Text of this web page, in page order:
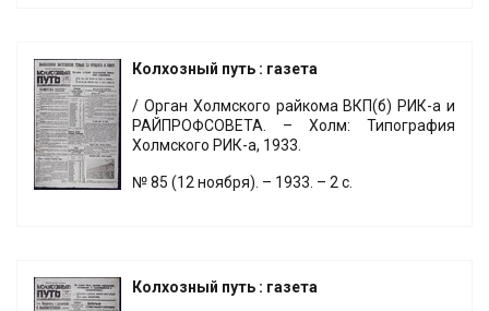
Колхозный путь : газета
/ Орган Холмского райкома ВКП(б) РИК-а и
РАЙПРОФСОВЕТА. – Холм: Типография
Холмского РИК-а, 1933.
№ 85 (12 ноября). – 1933. – 2 с.
Колхозный путь : газета